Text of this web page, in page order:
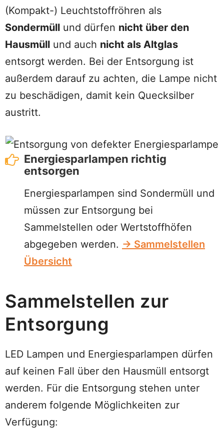
(Kompakt-) Leuchtstoffröhren als
Sondermüll und dürfen nicht über den
Hausmüll und auch nicht als Altglas
entsorgt werden. Bei der Entsorgung ist
außerdem darauf zu achten, die Lampe nicht
zu beschädigen, damit kein Quecksilber
austritt.
Energiesparlampen richtig
entsorgen
Energiesparlampen sind Sondermüll und
müssen zur Entsorgung bei
Sammelstellen oder Wertstoffhöfen
abgegeben werden. → Sammelstellen
Übersicht
Sammelstellen zur
Entsorgung
LED Lampen und Energiesparlampen dürfen
auf keinen Fall über den Hausmüll entsorgt
werden. Für die Entsorgung stehen unter
anderem folgende Möglichkeiten zur
Verfügung: